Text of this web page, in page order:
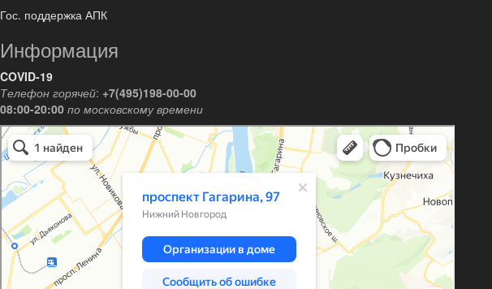
Гос. поддержка АПК
Информация
COVID-19
Телефон горячей: +7(495)198-00-00
08:00-20:00 по московскому времени